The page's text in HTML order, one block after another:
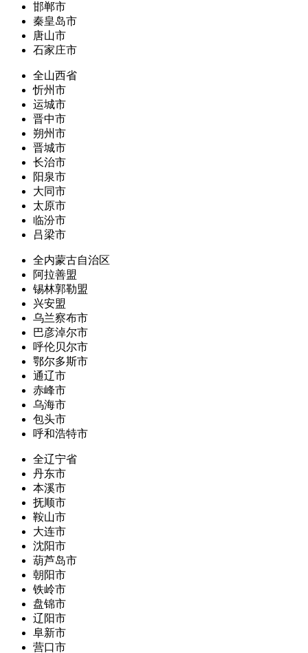
邯郸市
秦皇岛市
唐山市
石家庄市
全山西省
忻州市
运城市
晋中市
朔州市
晋城市
长治市
阳泉市
大同市
太原市
临汾市
吕梁市
全内蒙古自治区
阿拉善盟
锡林郭勒盟
兴安盟
乌兰察布市
巴彦淖尔市
呼伦贝尔市
鄂尔多斯市
通辽市
赤峰市
乌海市
包头市
呼和浩特市
全辽宁省
丹东市
本溪市
抚顺市
鞍山市
大连市
沈阳市
葫芦岛市
朝阳市
铁岭市
盘锦市
辽阳市
阜新市
营口市